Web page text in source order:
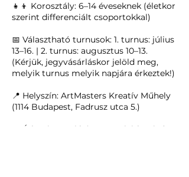
👧👦 Korosztály: 6–14 éveseknek (életkor
szerint differenciált csoportokkal)
📅 Választható turnusok: 1. turnus: július
13–16. | 2. turnus: augusztus 10–13.
(Kérjük, jegyvásárláskor jelöld meg,
melyik turnus melyik napjára érkeztek!)
📍 Helyszín: ArtMasters Kreatív Műhely
(1114 Budapest, Fadrusz utca 5.)
🍲 Étkezés: Napi háromszori étkezés (2